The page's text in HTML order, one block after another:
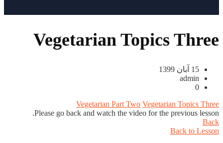
Vegetarian Topics Three
15 آبان 1399
admin
0
Vegetarian Part Two Vegetarian Topics Three
Please go back and watch the video for the previous lesson.
Back
Back to Lesson